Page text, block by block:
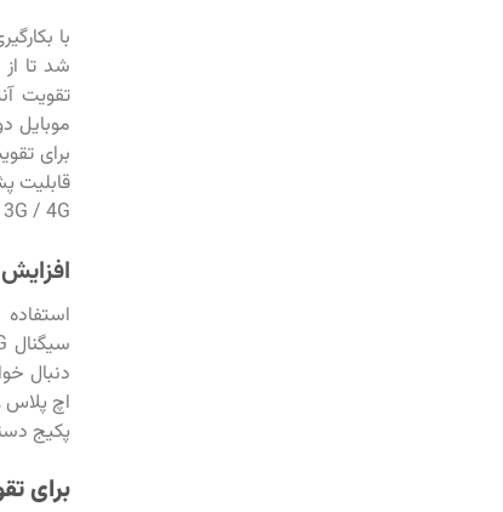
با
شد تا
تقویت
قابلیت پشتیبانی
3G / 4G تقویت آنتن دهی
استفاده
اچ پلاس
پکیج
برای